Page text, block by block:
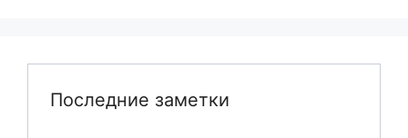
Последние заметки